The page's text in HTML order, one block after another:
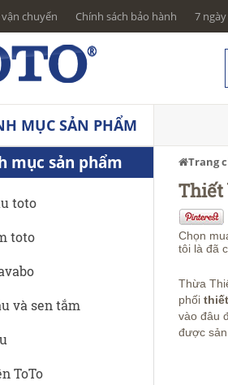
chuyển Chính sách bảo hành 7
MỤC SẢN PHẨM
mục sản phẩm
toto
toto
và sen tắm
ToTo
Trang
Thiết
Chọn
tôi là đã
Thừa
phối
vào đâu
được